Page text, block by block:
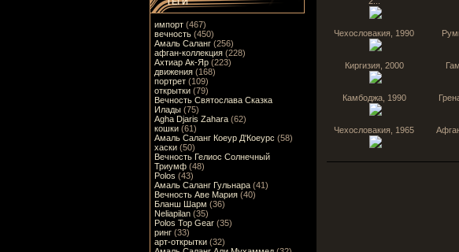
импорт(467)
вечность(450)
Амаль Саланг(256)
афган-коллекция(228)
Ахтиар Ак-Яр(223)
движения(168)
портрет(109)
открытки(79)
Вечность Святослава Сказка
Илады(75)
Agha Djaris Zahara(62)
кошки(61)
Амаль Саланг Коеур Д'Коеурс (58)
хаски(50)
Вечность Гелиос Солнечный
Триумф(48)
Polos (43)
Амаль Саланг Гульнара(41)
Вечность Аве Мария(40)
Бланш Шарм (36)
Neliapilan(35)
Polos Top Gear(35)
ринг(33)
арт-открытки(32)
Чехословакия, 1990
Киргизия, 2000
Камбоджа, 1990
Чехословакия, 1965